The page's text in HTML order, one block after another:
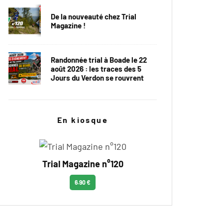
De la nouveauté chez Trial
Magazine !
Randonnée trial à Boade le 22
août 2026 : les traces des 5
Jours du Verdon se rouvrent
En kiosque
Trial Magazine n°120
6.90 €